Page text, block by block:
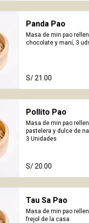
Panda Pao
Masa de min pao
chocolate y maní, 3
S/ 21.00
Pollito Pao
Masa de min pao
pastelera y dulce de
3 Unidades
S/ 20.00
Tau Sa Pao
Masa de min pao
frejol de la casa.